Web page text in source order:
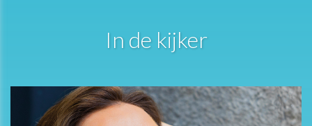
In de kijker